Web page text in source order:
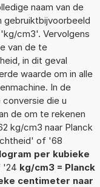
naam van de
gebruiktbijvoorbeeld
cm3'. Vervolgens
van de te
in dit geval
waarde om in alle
In de
die u
de om te rekenen
kg/cm3 naar Planck
of '68
per kubieke
'24 kg/cm3 = Planck
centimeter naar